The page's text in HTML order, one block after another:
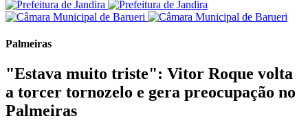
Palmeiras
"Estava muito triste": Vitor Roque volta
a torcer tornozelo e gera preocupação no
Palmeiras